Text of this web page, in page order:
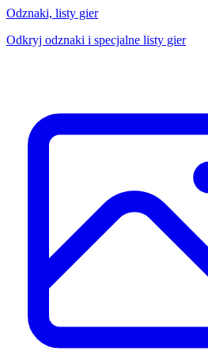
Odznaki, listy gier
Odkryj odznaki i specjalne listy gier